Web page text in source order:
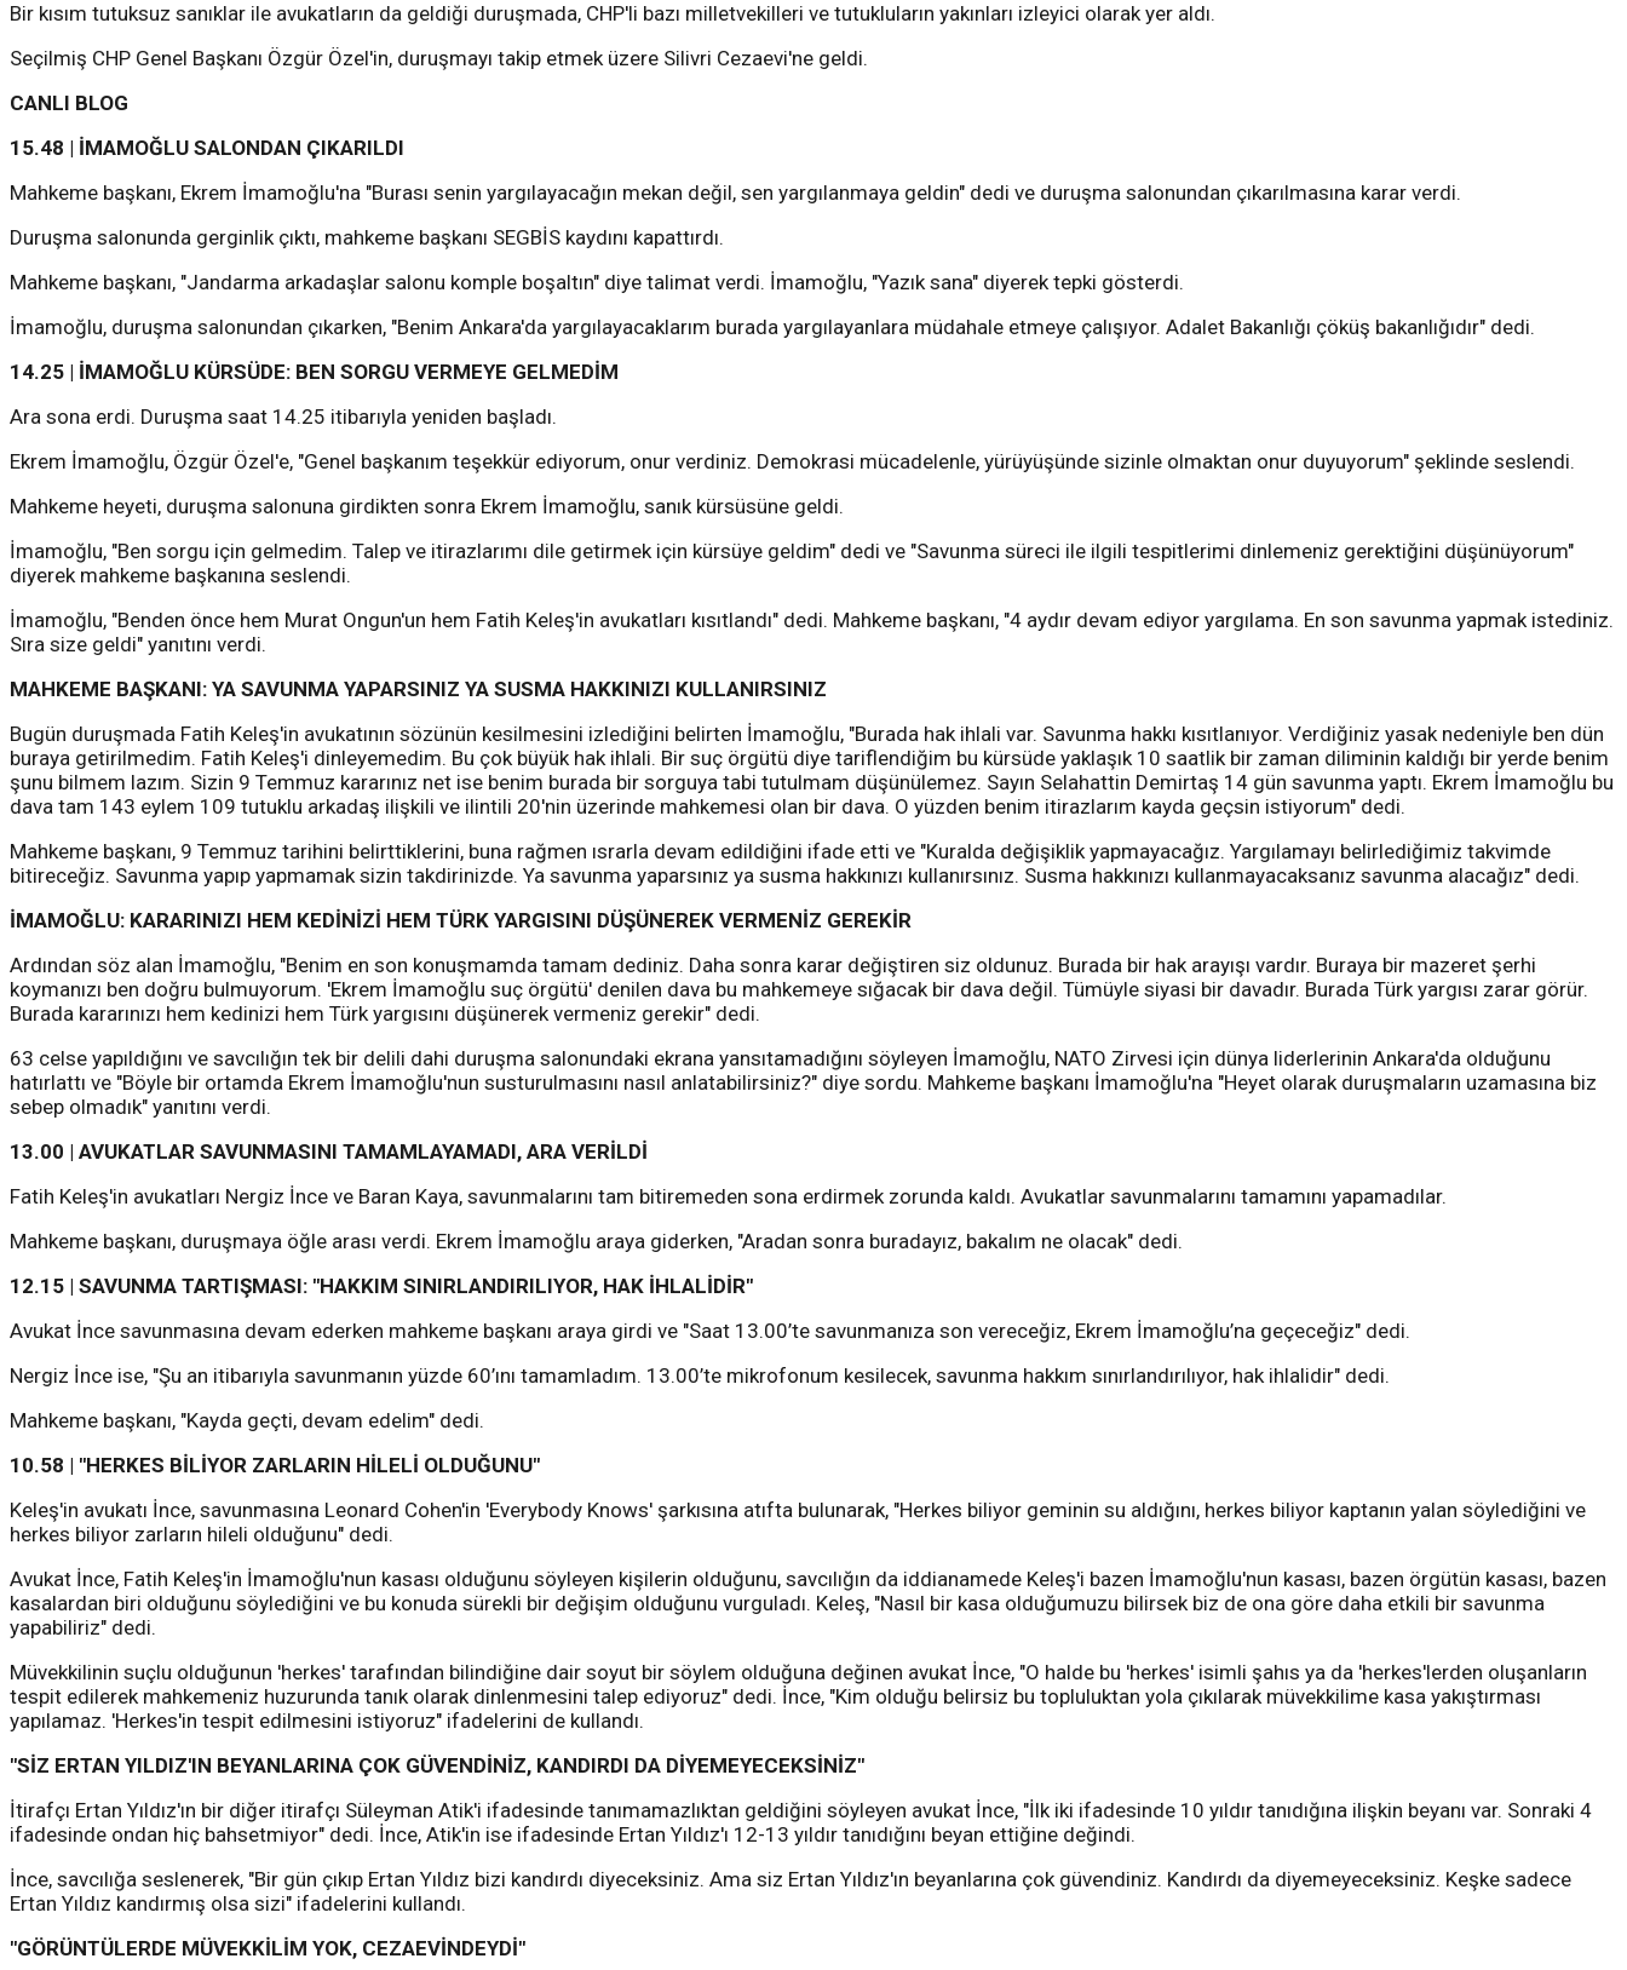
Bir kısım tutuksuz sanıklar ile avukatların da geldiği duruşmada, CHP'li bazı milletvekilleri ve tutukluların yakınları izleyici olarak yer aldı.
Seçilmiş CHP Genel Başkanı Özgür Özel'in, duruşmayı takip etmek üzere Silivri Cezaevi'ne geldi.
CANLI BLOG
15.48 | İMAMOĞLU SALONDAN ÇIKARILDI
Mahkeme başkanı, Ekrem İmamoğlu'na "Burası senin yargılayacağın mekan değil, sen yargılanmaya geldin" dedi ve duruşma salonundan çıkarılmasına karar verdi.
Duruşma salonunda gerginlik çıktı, mahkeme başkanı SEGBİS kaydını kapattırdı.
Mahkeme başkanı, "Jandarma arkadaşlar salonu komple boşaltın" diye talimat verdi. İmamoğlu, "Yazık sana" diyerek tepki gösterdi.
İmamoğlu, duruşma salonundan çıkarken, "Benim Ankara'da yargılayacaklarım burada yargılayanlara müdahale etmeye çalışıyor. Adalet Bakanlığı çöküş bakanlığıdır" dedi.
14.25 | İMAMOĞLU KÜRSÜDE: BEN SORGU VERMEYE GELMEDİM
Ara sona erdi. Duruşma saat 14.25 itibarıyla yeniden başladı.
Ekrem İmamoğlu, Özgür Özel'e, "Genel başkanım teşekkür ediyorum, onur verdiniz. Demokrasi mücadelenle, yürüyüşünde sizinle olmaktan onur duyuyorum" şeklinde seslendi.
Mahkeme heyeti, duruşma salonuna girdikten sonra Ekrem İmamoğlu, sanık kürsüsüne geldi.
İmamoğlu, "Ben sorgu için gelmedim. Talep ve itirazlarımı dile getirmek için kürsüye geldim" dedi ve "Savunma süreci ile ilgili tespitlerimi dinlemeniz gerektiğini düşünüyorum"
diyerek mahkeme başkanına seslendi.
İmamoğlu, "Benden önce hem Murat Ongun'un hem Fatih Keleş'in avukatları kısıtlandı" dedi. Mahkeme başkanı, "4 aydır devam ediyor yargılama. En son savunma yapmak istediniz.
Sıra size geldi" yanıtını verdi.
MAHKEME BAŞKANI: YA SAVUNMA YAPARSINIZ YA SUSMA HAKKINIZI KULLANIRSINIZ
Bugün duruşmada Fatih Keleş'in avukatının sözünün kesilmesini izlediğini belirten İmamoğlu, "Burada hak ihlali var. Savunma hakkı kısıtlanıyor. Verdiğiniz yasak nedeniyle ben dün
buraya getirilmedim. Fatih Keleş'i dinleyemedim. Bu çok büyük hak ihlali. Bir suç örgütü diye tariflendiğim bu kürsüde yaklaşık 10 saatlik bir zaman diliminin kaldığı bir yerde benim
şunu bilmem lazım. Sizin 9 Temmuz kararınız net ise benim burada bir sorguya tabi tutulmam düşünülemez. Sayın Selahattin Demirtaş 14 gün savunma yaptı. Ekrem İmamoğlu bu
dava tam 143 eylem 109 tutuklu arkadaş ilişkili ve ilintili 20'nin üzerinde mahkemesi olan bir dava. O yüzden benim itirazlarım kayda geçsin istiyorum" dedi.
Mahkeme başkanı, 9 Temmuz tarihini belirttiklerini, buna rağmen ısrarla devam edildiğini ifade etti ve "Kuralda değişiklik yapmayacağız. Yargılamayı belirlediğimiz takvimde
bitireceğiz. Savunma yapıp yapmamak sizin takdirinizde. Ya savunma yaparsınız ya susma hakkınızı kullanırsınız. Susma hakkınızı kullanmayacaksanız savunma alacağız" dedi.
İMAMOĞLU: KARARINIZI HEM KEDİNİZİ HEM TÜRK YARGISINI DÜŞÜNEREK VERMENİZ GEREKİR
Ardından söz alan İmamoğlu, "Benim en son konuşmamda tamam dediniz. Daha sonra karar değiştiren siz oldunuz. Burada bir hak arayışı vardır. Buraya bir mazeret şerhi
koymanızı ben doğru bulmuyorum. 'Ekrem İmamoğlu suç örgütü' denilen dava bu mahkemeye sığacak bir dava değil. Tümüyle siyasi bir davadır. Burada Türk yargısı zarar görür.
Burada kararınızı hem kedinizi hem Türk yargısını düşünerek vermeniz gerekir" dedi.
63 celse yapıldığını ve savcılığın tek bir delili dahi duruşma salonundaki ekrana yansıtamadığını söyleyen İmamoğlu, NATO Zirvesi için dünya liderlerinin Ankara'da olduğunu
hatırlattı ve "Böyle bir ortamda Ekrem İmamoğlu'nun susturulmasını nasıl anlatabilirsiniz?" diye sordu. Mahkeme başkanı İmamoğlu'na "Heyet olarak duruşmaların uzamasına biz
sebep olmadık" yanıtını verdi.
13.00 | AVUKATLAR SAVUNMASINI TAMAMLAYAMADI, ARA VERİLDİ
Fatih Keleş'in avukatları Nergiz İnce ve Baran Kaya, savunmalarını tam bitiremeden sona erdirmek zorunda kaldı. Avukatlar savunmalarını tamamını yapamadılar.
Mahkeme başkanı, duruşmaya öğle arası verdi. Ekrem İmamoğlu araya giderken, "Aradan sonra buradayız, bakalım ne olacak" dedi.
12.15 | SAVUNMA TARTIŞMASI: "HAKKIM SINIRLANDIRILIYOR, HAK İHLALİDİR"
Avukat İnce savunmasına devam ederken mahkeme başkanı araya girdi ve "Saat 13.00’te savunmanıza son vereceğiz, Ekrem İmamoğlu’na geçeceğiz" dedi.
Nergiz İnce ise, "Şu an itibarıyla savunmanın yüzde 60’ını tamamladım. 13.00’te mikrofonum kesilecek, savunma hakkım sınırlandırılıyor, hak ihlalidir" dedi.
Mahkeme başkanı, "Kayda geçti, devam edelim" dedi.
10.58 | "HERKES BİLİYOR ZARLARIN HİLELİ OLDUĞUNU"
Keleş'in avukatı İnce, savunmasına Leonard Cohen'in 'Everybody Knows' şarkısına atıfta bulunarak, "Herkes biliyor geminin su aldığını, herkes biliyor kaptanın yalan söylediğini ve
herkes biliyor zarların hileli olduğunu" dedi.
Avukat İnce, Fatih Keleş'in İmamoğlu'nun kasası olduğunu söyleyen kişilerin olduğunu, savcılığın da iddianamede Keleş'i bazen İmamoğlu'nun kasası, bazen örgütün kasası, bazen
kasalardan biri olduğunu söylediğini ve bu konuda sürekli bir değişim olduğunu vurguladı. Keleş, "Nasıl bir kasa olduğumuzu bilirsek biz de ona göre daha etkili bir savunma
yapabiliriz" dedi.
Müvekkilinin suçlu olduğunun 'herkes' tarafından bilindiğine dair soyut bir söylem olduğuna değinen avukat İnce, "O halde bu 'herkes' isimli şahıs ya da 'herkes'lerden oluşanların
tespit edilerek mahkemeniz huzurunda tanık olarak dinlenmesini talep ediyoruz" dedi. İnce, "Kim olduğu belirsiz bu topluluktan yola çıkılarak müvekkilime kasa yakıştırması
yapılamaz. 'Herkes'in tespit edilmesini istiyoruz" ifadelerini de kullandı.
"SİZ ERTAN YILDIZ'IN BEYANLARINA ÇOK GÜVENDİNİZ, KANDIRDI DA DİYEMEYECEKSİNİZ"
İtirafçı Ertan Yıldız'ın bir diğer itirafçı Süleyman Atik'i ifadesinde tanımamazlıktan geldiğini söyleyen avukat İnce, "İlk iki ifadesinde 10 yıldır tanıdığına ilişkin beyanı var. Sonraki 4
ifadesinde ondan hiç bahsetmiyor" dedi. İnce, Atik'in ise ifadesinde Ertan Yıldız'ı 12-13 yıldır tanıdığını beyan ettiğine değindi.
İnce, savcılığa seslenerek, "Bir gün çıkıp Ertan Yıldız bizi kandırdı diyeceksiniz. Ama siz Ertan Yıldız'ın beyanlarına çok güvendiniz. Kandırdı da diyemeyeceksiniz. Keşke sadece
Ertan Yıldız kandırmış olsa sizi" ifadelerini kullandı.
"GÖRÜNTÜLERDE MÜVEKKİLİM YOK, CEZAEVİNDEYDİ"